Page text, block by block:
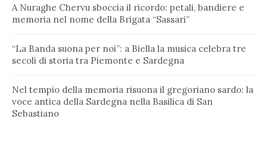
A Nuraghe Chervu sboccia il ricordo: petali, bandiere e
memoria nel nome della Brigata “Sassari”
“La Banda suona per noi”: a Biella la musica celebra tre
secoli di storia tra Piemonte e Sardegna
Nel tempio della memoria risuona il gregoriano sardo: la
voce antica della Sardegna nella Basilica di San
Sebastiano